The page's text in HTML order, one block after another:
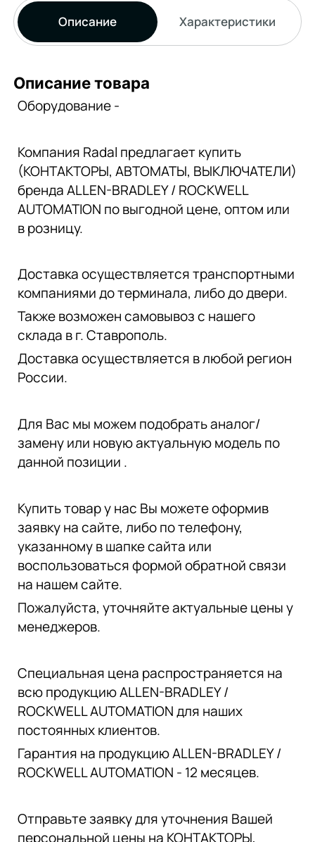
Описание Характеристики
Описание товара
Оборудование -
Компания Radal предлагает купить
(КОНТАКТОРЫ, АВТОМАТЫ, ВЫКЛЮЧАТЕЛИ)
бренда ALLEN-BRADLEY / ROCKWELL
AUTOMATION по выгодной цене, оптом или
в розницу.
Доставка осуществляется транспортными
компаниями до терминала, либо до двери.
Также возможен самовывоз с нашего
склада в г. Ставрополь.
Доставка осуществляется в любой регион
России.
Для Вас мы можем подобрать аналог/
замену или новую актуальную модель по
данной позиции .
Купить товар у нас Вы можете оформив
заявку на сайте, либо по телефону,
указанному в шапке сайта или
воспользоваться формой обратной связи
на нашем сайте.
Пожалуйста, уточняйте актуальные цены у
менеджеров.
Специальная цена распространяется на
всю продукцию ALLEN-BRADLEY /
ROCKWELL AUTOMATION для наших
постоянных клиентов.
Гарантия на продукцию ALLEN-BRADLEY /
ROCKWELL AUTOMATION - 12 месяцев.
Отправьте заявку для уточнения Вашей
персональной цены на КОНТАКТОРЫ,